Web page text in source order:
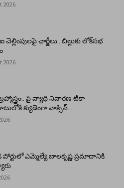
2026
ఛార్జీలు.. బిల్లుకు లోక్‌సభ
2026
పై వ్యాధి నివారణ టీకా
క్యుడెంగా వాక్సిన్…..
ఎమ్మెల్యే బాలకృష్ణ ప్రమాదానికి